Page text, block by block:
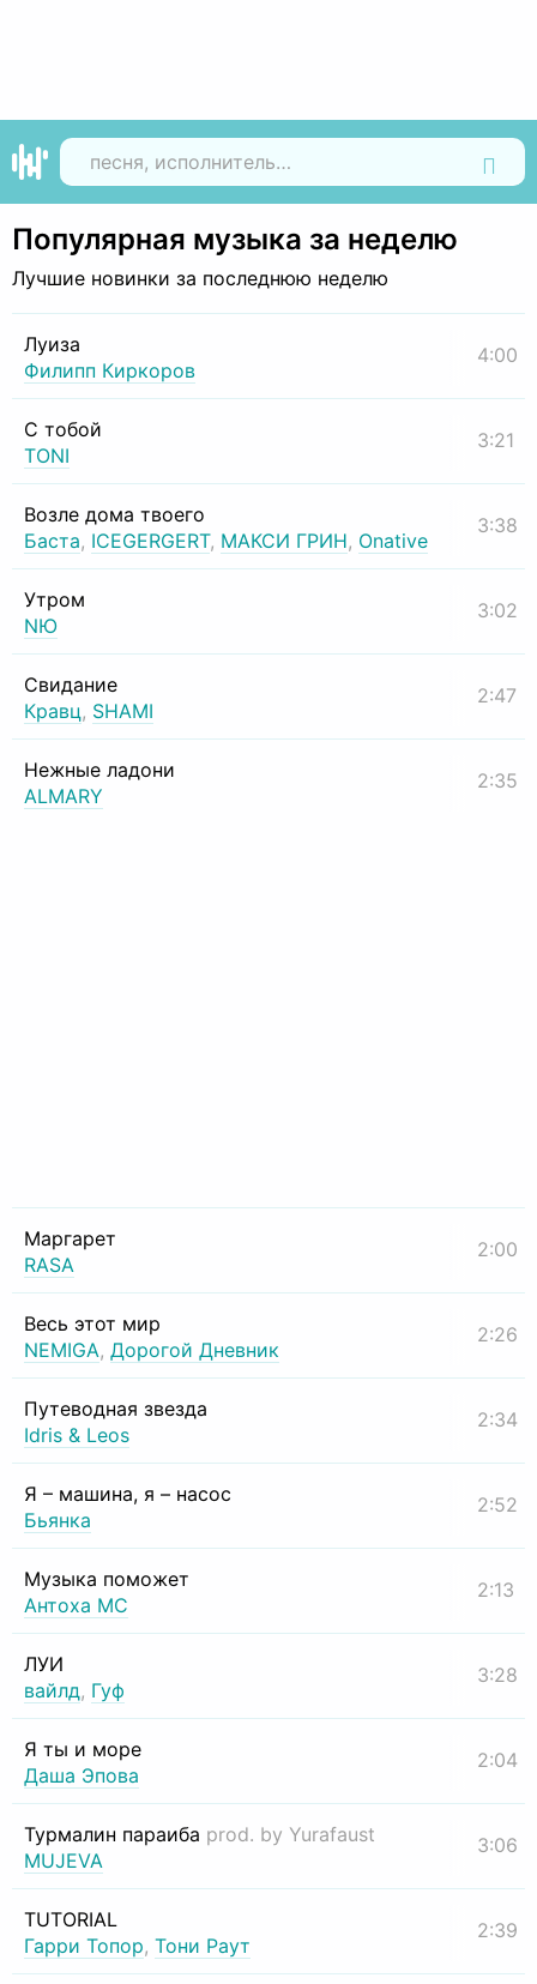
Популярная музыка за неделю
Лучшие новинки за последнюю неделю
Луиза
Филипп Киркоров
4:00
С тобой
TONI
3:21
Возле дома твоего
Баста, ICEGERGERT, МАКСИ ГРИН, Onative
3:38
Утром
NЮ
3:02
Свидание
Кравц, SHAMI
2:47
Нежные ладони
ALMARY
2:35
Маргарет
RASA
2:00
Весь этот мир
NEMIGA, Дорогой Дневник
2:26
Путеводная звезда
Idris & Leos
2:34
Я – машина, я – насос
Бьянка
2:52
Музыка поможет
Антоха МС
2:13
ЛУИ
вайлд, Гуф
3:28
Я ты и море
Даша Эпова
2:04
Турмалин параиба prod. by Yurafaust
MUJEVA
3:06
TUTORIAL
Гарри Топор, Тони Раут
2:39